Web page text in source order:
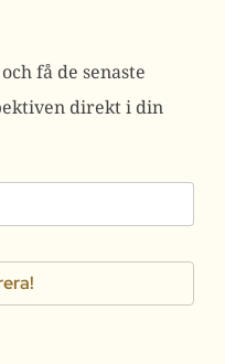
få de senaste
direkt i din